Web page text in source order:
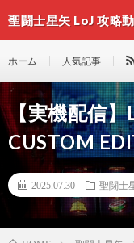
聖闘士星矢 LoJ 攻略
ホーム 人気記事
【実機配信
CUSTOM
2025.07.30 聖闘士